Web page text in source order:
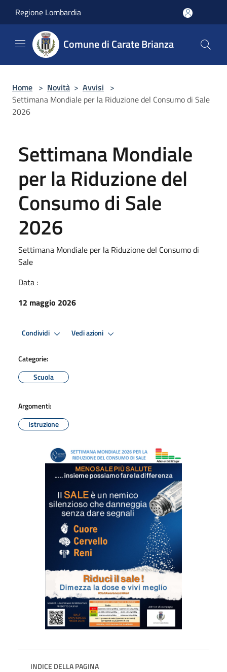
Regione Lombardia
Comune di Carate Brianza
Home > Novità > Avvisi >
Settimana Mondiale per la Riduzione del Consumo di Sale
2026
Settimana Mondiale
per la Riduzione del
Consumo di Sale
2026
Settimana Mondiale per la Riduzione del Consumo di
Sale
Data :
12 maggio 2026
Condividi Vedi azioni
Categorie:
Scuola
Argomenti:
Istruzione
INDICE DELLA PAGINA